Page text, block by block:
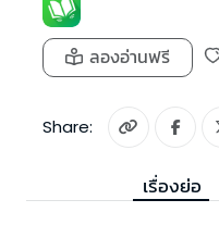
ลองอ่านฟรี
Share:
เรื่องย่อ